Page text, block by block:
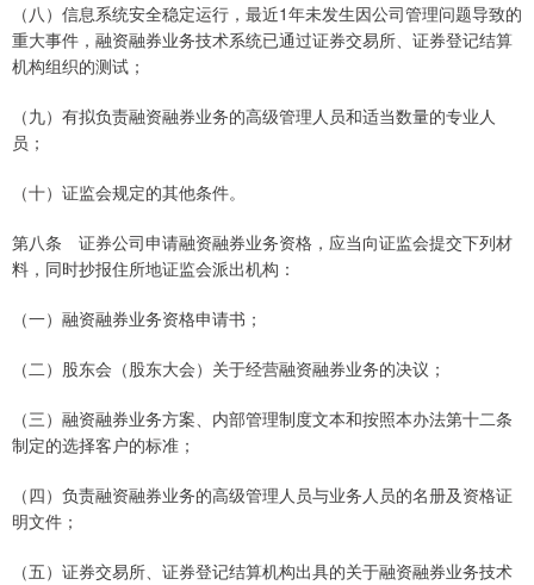
（八）信息系统安全稳定运行，最近1年未发生因公司管理问题导致的
重大事件，融资融券业务技术系统已通过证券交易所、证券登记结算
机构组织的测试；
（九）有拟负责融资融券业务的高级管理人员和适当数量的专业人
员；
（十）证监会规定的其他条件。
第八条 证券公司申请融资融券业务资格，应当向证监会提交下列材
料，同时抄报住所地证监会派出机构：
（一）融资融券业务资格申请书；
（二）股东会（股东大会）关于经营融资融券业务的决议；
（三）融资融券业务方案、内部管理制度文本和按照本办法第十二条
制定的选择客户的标准；
（四）负责融资融券业务的高级管理人员与业务人员的名册及资格证
明文件；
（五）证券交易所、证券登记结算机构出具的关于融资融券业务技术